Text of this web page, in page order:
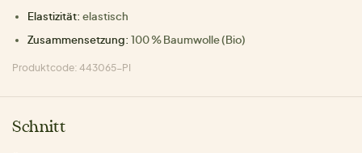
Elastizität: elastisch
Zusammensetzung: 100 % Baumwolle (Bio)
Produktcode: 443065-PI
Schnitt